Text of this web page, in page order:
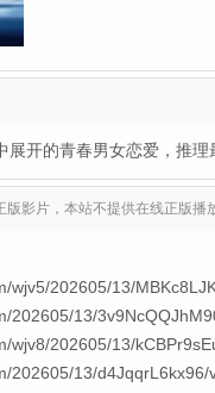
的青春男女恋爱，推理
影片，本站不提供在线正版播
wjv5/202605/13/
202605/13/
wjv8/202605/13/
202605/13/d4JqqrL6kx96/